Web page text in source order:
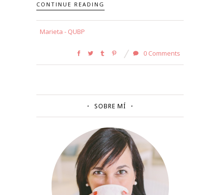
CONTINUE READING
Marieta - QUBP
0 Comments
SOBRE MÍ